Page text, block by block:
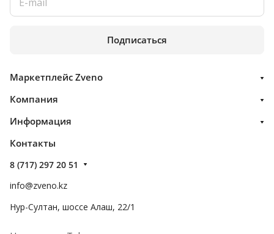
Подписаться
Маркетплейс Zveno
Компания
Информация
Контакты
8 (717) 297 20 51
info@zveno.kz
Нур-Султан, шоссе Алаш, 22/1